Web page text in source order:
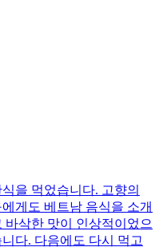
을 먹었습니다. 고향의
게도 베트남 음식을 소개
삭한 맛이 인상적이었으
다. 다음에도 다시 먹고